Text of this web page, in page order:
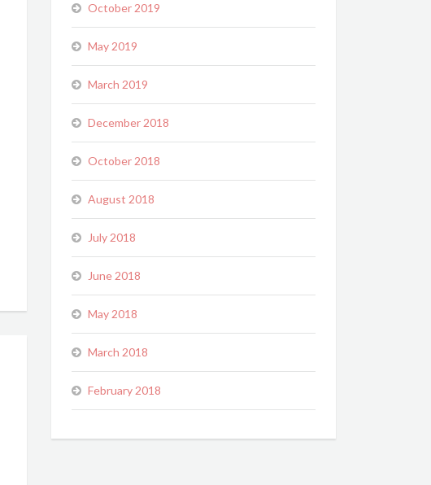
October 2019
May 2019
March 2019
December 2018
October 2018
August 2018
July 2018
June 2018
May 2018
March 2018
February 2018